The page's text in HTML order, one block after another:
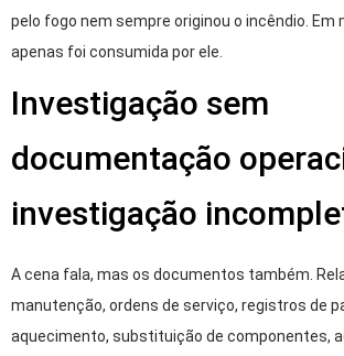
pelo fogo nem sempre originou o incêndio. Em
apenas foi consumida por ele.
Investigação sem
documentação
investigação
A cena fala, mas os documentos também.
manutenção, ordens de serviço, registros de
aquecimento, substituição de componentes,